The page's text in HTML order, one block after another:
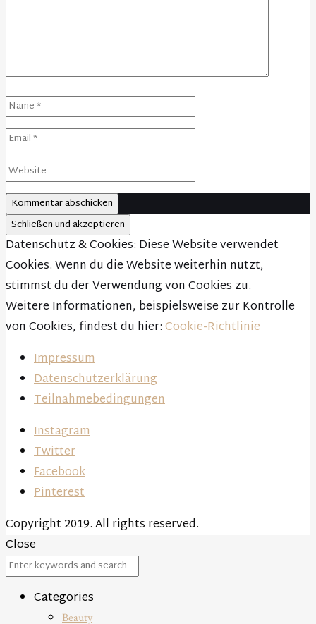
Datenschutz & Cookies: Diese Website verwendet
Cookies. Wenn du die Website weiterhin nutzt,
stimmst du der Verwendung von Cookies zu.
Weitere Informationen, beispielsweise zur Kontrolle
von Cookies, findest du hier:Cookie-Richtlinie
Impressum
Datenschutzerklärung
Teilnahmebedingungen
Instagram
Twitter
Facebook
Pinterest
Copyright 2019. All rights reserved.
Close
Categories
Beauty